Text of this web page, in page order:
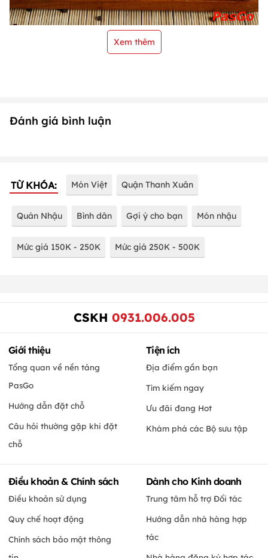
Xem thêm
Đánh giá bình luận
TỪ KHÓA: Món Việt Quận Thanh Xuân
Quán Nhậu Bình dân Gợi ý cho bạn Món nhậu
Mức giá 150K - 250K Mức giá 250K - 500K
CSKH 0931.006.005
Giới thiệu
Tổng quan về nền tảng
PasGo
Hướng dẫn đặt chỗ
Câu hỏi thường gặp khi đặt
chỗ
Tiện ích
Địa điểm gần bạn
Tìm kiếm ngay
Ưu đãi đang Hot
Khám phá các Bộ sưu tập
Điều khoản & Chính sách
Điều khoản sử dụng
Quy chế hoạt động
Chính sách bảo mật thông
Dành cho Kinh doanh
Trung tâm hỗ trợ Đối tác
Hướng dẫn nhà hàng hợp
tác